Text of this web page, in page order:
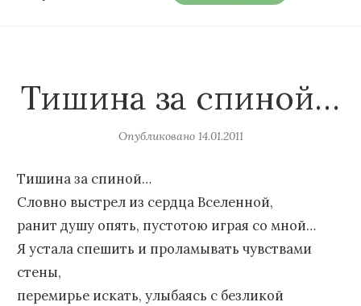
Тишина за спиной…
Опубликовано 14.01.2011
Тишина за спиной…
Словно выстрел из сердца Вселенной,
ранит душу опять, пустотою играя со мной…
Я устала спешить и проламывать чувствами
стены,
перемирье искать, улыбаясь с безликой